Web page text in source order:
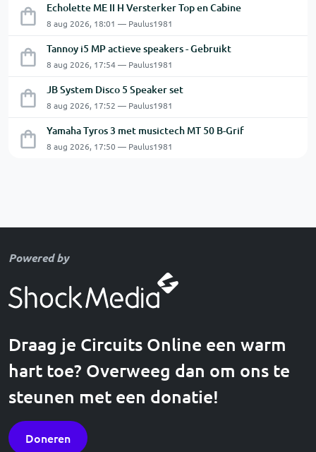
Echolette ME II H Versterker Top en Cabine
8 aug 2026, 18:01 — Paulus1981
Tannoy i5 MP actieve speakers - Gebruikt
8 aug 2026, 17:54 — Paulus1981
JB System Disco 5 Speaker set
8 aug 2026, 17:52 — Paulus1981
Yamaha Tyros 3 met musictech MT 50 B-Grif
8 aug 2026, 17:50 — Paulus1981
Powered by
Draag je Circuits Online een warm
hart toe? Overweeg dan om ons te
steunen met een donatie!
Doneren